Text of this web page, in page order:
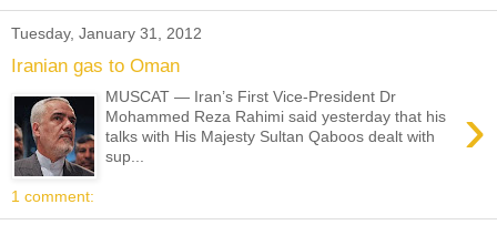
Tuesday, January 31, 2012
Iranian gas to Oman
›
MUSCAT — Iran’s First Vice-President Dr
Mohammed Reza Rahimi said yesterday that his
talks with His Majesty Sultan Qaboos dealt with
sup...
1 comment: